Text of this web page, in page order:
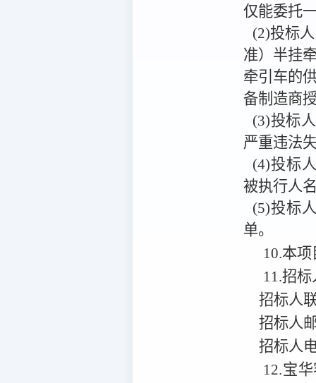
仅能委托
(2)投标
准）半挂
牵引车的
备制造商
(3)投标
严重违法
(4)投标
被执行人
(5)投标
单。
10.本项
11.招
招标人
招标人
招标人
12.宝